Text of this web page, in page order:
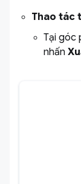
Thao tác
Tại góc
nhấn